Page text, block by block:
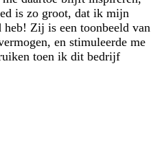
is zo groot, dat ik mijn
Zij is een toonbeeld van
en stimuleerde me
toen ik dit bedrijf